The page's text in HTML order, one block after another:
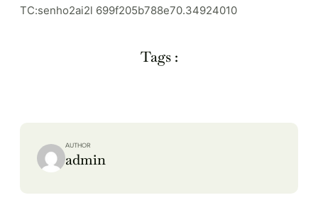
TC:senho2ai2l 699f205b788e70.34924010
Tags :
AUTHOR
admin